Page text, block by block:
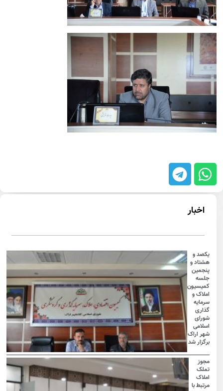
اخبار
یکصد و
هشتاد و
پنجمین
جلسه
کمیسیون
املاک و
سرمایه
گذاری
شورای
اسلامی
شهر اراک
برگزار شد
مجوز
تملک
املاک
مرتبط با